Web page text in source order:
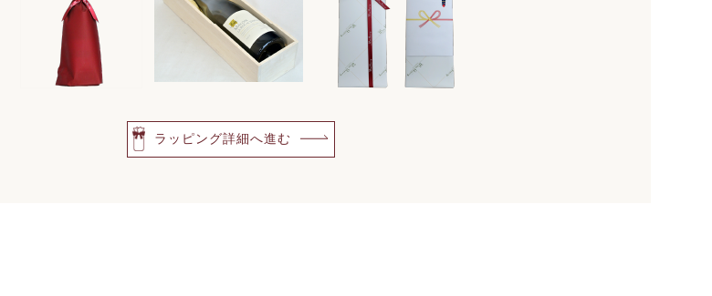
ラッピング詳細へ進む